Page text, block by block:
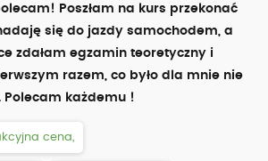
Poszłam na kurs przekonać
się do jazdy samochodem, a
zdałam egzamin teoretyczny i
razem, co było dla mnie nie
każdemu !
cena,